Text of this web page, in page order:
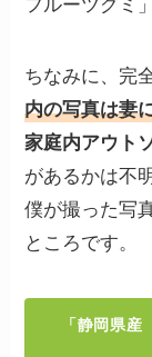
フルーツグミ
ちなみに、完
内の写真は妻
家庭内アウト
があるかは不明
僕が撮った写
ところです。
「静岡県